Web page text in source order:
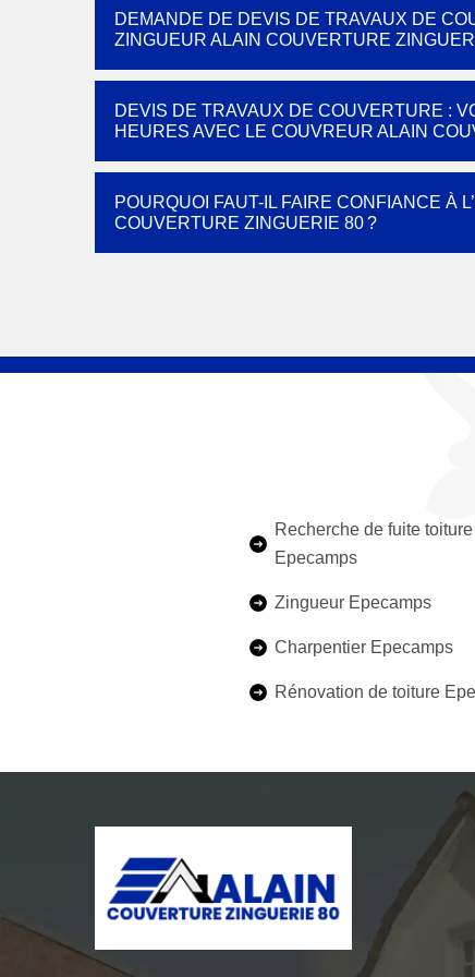
DEMANDE DE DEVIS DE TRAVAUX DE
ZINGUEUR ALAIN COUVERTURE
DEVIS DE TRAVAUX DE COUVERTURE :
HEURES AVEC LE COUVREUR ALAIN
POURQUOI FAUT-IL FAIRE CONFIANCE À
COUVERTURE ZINGUERIE 80 ?
Recherche de fuite toiture
Epecamps
Zingueur Epecamps
Charpentier Epecamps
Rénovation de toiture